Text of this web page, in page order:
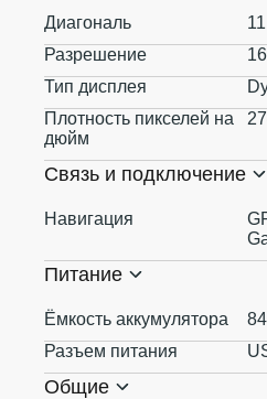
Диагональ
11
Разрешение
Тип дисплея
Плотность пикселей на
дюйм
Связь и подключение
Навигация
Питание
Ёмкость аккумулятора
Разъем питания
Общие